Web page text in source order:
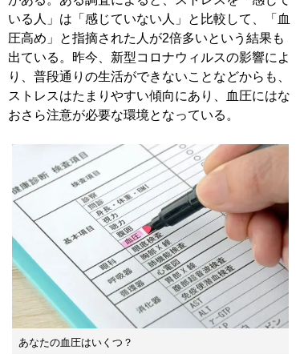
いる人」は「感じていない人」と比較して、「血
圧高め」と指摘された人が2倍多いという結果も
出ている。昨今、新型コロナウィルスの影響によ
り、普段通りの生活ができないことなどからも、
ストレスはたまりやすい傾向にあり、血圧にはな
おさら注意が必要な環境となっている。
あなたの血圧はいくつ？